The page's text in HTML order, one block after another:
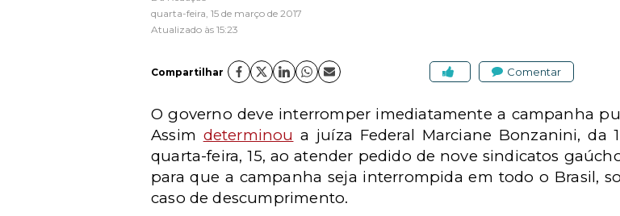
quarta-feira, 15 de março de 2017
Atualizado às 15:23
Compartilhar Comentar
O governo deve interromper imediatamente a campanha
Assim determinou a juíza Federal Marciane Bonzanini, da
quarta-feira, 15, ao atender pedido de nove sindicatos
para que a campanha seja interrompida em todo o Brasil,
caso de descumprimento.